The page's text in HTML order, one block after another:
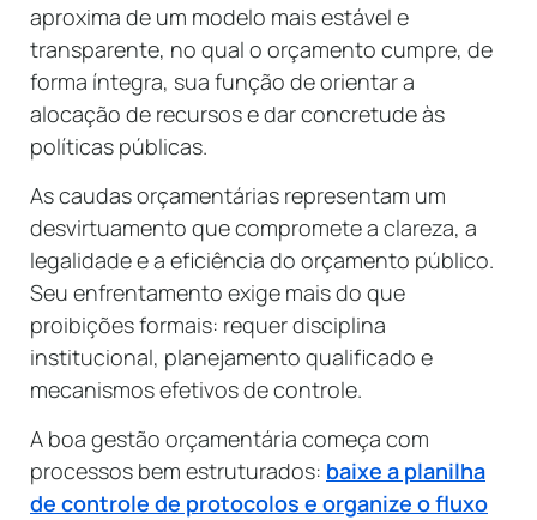
aproxima de um modelo mais estável e
transparente, no qual o orçamento cumpre, de
forma íntegra, sua função de orientar a
alocação de recursos e dar concretude às
políticas públicas.
As caudas orçamentárias representam um
desvirtuamento que compromete a clareza, a
legalidade e a eficiência do orçamento público.
Seu enfrentamento exige mais do que
proibições formais: requer disciplina
institucional, planejamento qualificado e
mecanismos efetivos de controle.
A boa gestão orçamentária começa com
processos bem estruturados: baixe a planilha
de controle de protocolos e organize o fluxo